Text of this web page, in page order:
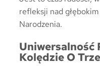
refleksji nad
Narodzenia.
Uniwersalność
Kolędzie O